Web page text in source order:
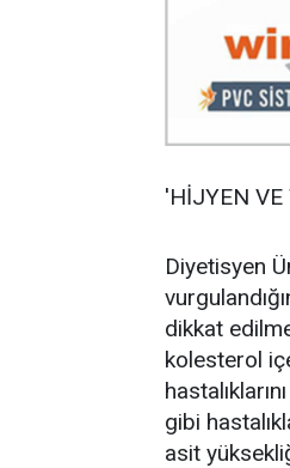
'HİJYEN VE
Diyetisyen
dikkat
kolesterol
gibi
asit